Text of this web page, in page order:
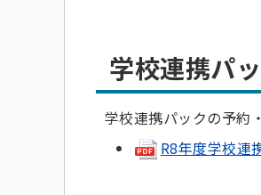
学校連携パ
学校連携パックの予約
R8年度学校連